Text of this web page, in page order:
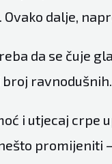
dalje,
da se čuje
ravnodušnih.
i utjecaj
promijeniti